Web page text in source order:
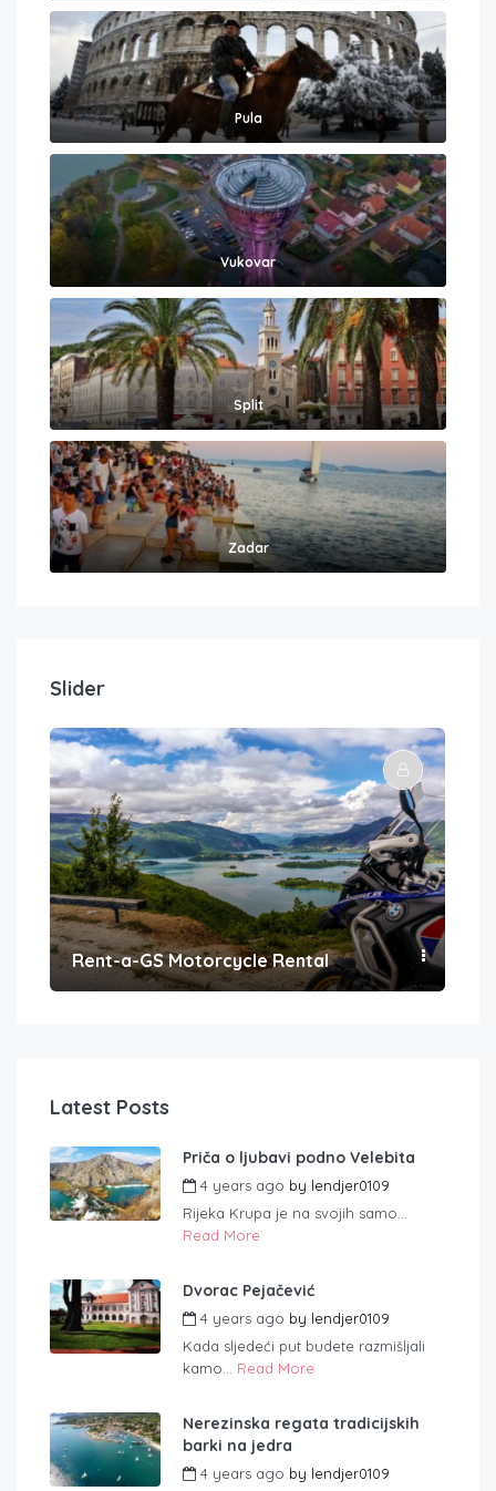
Pula
Vukovar
Split
Zadar
Slider
Rent-a-GS Motorcycle Rental
Latest Posts
Priča o ljubavi podno Velebita
4 years ago by lendjer0109
Rijeka Krupa je na svojih samo...
Read More
Dvorac Pejačević
4 years ago by lendjer0109
Kada sljedeći put budete razmišljali
kamo... Read More
Nerezinska regata tradicijskih
barki na jedra
4 years ago by lendjer0109